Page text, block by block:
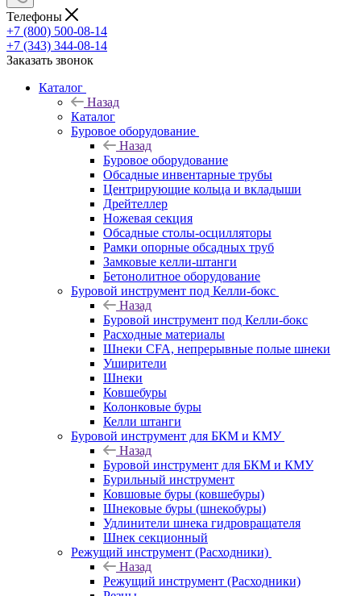
Телефоны
+7 (800) 500-08-14
+7 (343) 344-08-14
Заказать звонок
Каталог
Назад
Каталог
Буровое оборудование
Назад
Буровое оборудование
Обсадные инвентарные трубы
Центрирующие кольца и вкладыши
Дрейтеллер
Ножевая секция
Обсадные столы-осцилляторы
Рамки опорные обсадных труб
Замковые келли-штанги
Бетонолитное оборудование
Буровой инструмент под Келли-бокс
Назад
Буровой инструмент под Келли-бокс
Расходные материалы
Шнеки CFA, непрерывные полые шнеки
Уширители
Шнеки
Ковшебуры
Колонковые буры
Келли штанги
Буровой инструмент для БКМ и КМУ
Назад
Буровой инструмент для БКМ и КМУ
Бурильный инструмент
Ковшовые буры (ковшебуры)
Шнековые буры (шнекобуры)
Удлинители шнека гидровращателя
Шнек секционный
Режущий инструмент (Расходники)
Назад
Режущий инструмент (Расходники)